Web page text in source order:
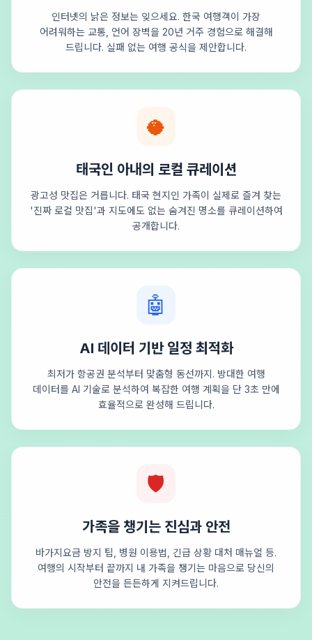
인터넷의 낡은 정보는 잊으세요. 한국 여행객이 가장
어려워하는 교통, 언어 장벽을 20년 거주 경험으로 해결해
드립니다. 실패 없는 여행 공식을 제안합니다.
🥥
태국인 아내의 로컬 큐레이션
광고성 맛집은 거릅니다. 태국 현지인 가족이 실제로 즐겨 찾는
'진짜 로컬 맛집'과 지도에도 없는 숨겨진 명소를 큐레이션하여
공개합니다.
🤖
AI 데이터 기반 일정 최적화
최저가 항공권 분석부터 맞춤형 동선까지. 방대한 여행
데이터를 AI 기술로 분석하여 복잡한 여행 계획을 단 3초 만에
효율적으로 완성해 드립니다.
🛡️
가족을 챙기는 진심과 안전
바가지요금 방지 팁, 병원 이용법, 긴급 상황 대처 매뉴얼 등.
여행의 시작부터 끝까지 내 가족을 챙기는 마음으로 당신의
안전을 든든하게 지켜드립니다.